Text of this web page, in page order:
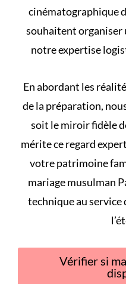
cinématographique
souhaitentorganiser
notre expertise
En abordant les
de la préparation,
soit le miroir fidèle
mérite ce regard
votre patrimoine
mariage musulman
technique au
Vérifier si